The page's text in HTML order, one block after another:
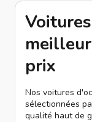
prix
Nos voitures
sélectionnées
qualité haut de